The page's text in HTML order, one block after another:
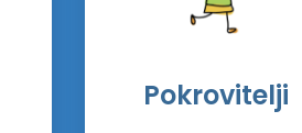
Pokrovitelji